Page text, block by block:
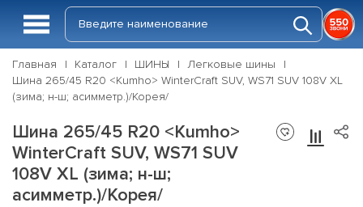
Главная Каталог ШИНЫ
Легковые шины
Шина 265/45 R20 <Kumho> WinterCraft SUV, WS71 SUV 108V XL
(зима; н-ш; асимметр.)/Корея/
Шина 265/45 R20 <Kumho>
WinterCraft SUV, WS71 SUV
108V XL (зима; н-ш;
асимметр.)/Корея/